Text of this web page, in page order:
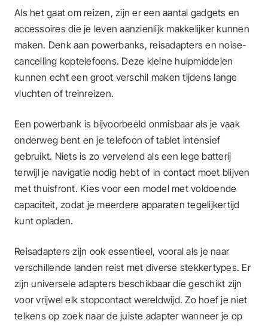
Als het gaat om reizen, zijn er een aantal gadgets en
accessoires die je leven aanzienlijk makkelijker kunnen
maken. Denk aan powerbanks, reisadapters en noise-
cancelling koptelefoons. Deze kleine hulpmiddelen
kunnen echt een groot verschil maken tijdens lange
vluchten of treinreizen.
Een powerbank is bijvoorbeeld onmisbaar als je vaak
onderweg bent en je telefoon of tablet intensief
gebruikt. Niets is zo vervelend als een lege batterij
terwijl je navigatie nodig hebt of in contact moet blijven
met thuisfront. Kies voor een model met voldoende
capaciteit, zodat je meerdere apparaten tegelijkertijd
kunt opladen.
Reisadapters zijn ook essentieel, vooral als je naar
verschillende landen reist met diverse stekkertypes. Er
zijn universele adapters beschikbaar die geschikt zijn
voor vrijwel elk stopcontact wereldwijd. Zo hoef je niet
telkens op zoek naar de juiste adapter wanneer je op